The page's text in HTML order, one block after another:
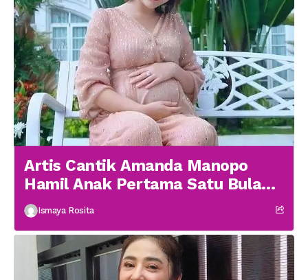
Artis Cantik Amanda Manopo
Hamil Anak Pertama Satu Bulan
menikah
Ismaya Rosita